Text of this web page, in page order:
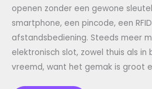
openen zonder een gewone
smartphone, een pincode, een
afstandsbediening. Steeds meer
elektronisch slot, zowel thuis als in
vreemd, want het gemak is groot